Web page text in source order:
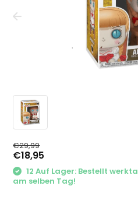
€29,99
€18,95
12 Auf Lager: Bestellt
am selben Tag!